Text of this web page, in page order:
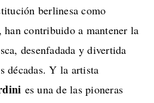
berlinesa como
contribuido a mantener la
desenfadada y divertida
décadas. Y la artista
es una de las pioneras